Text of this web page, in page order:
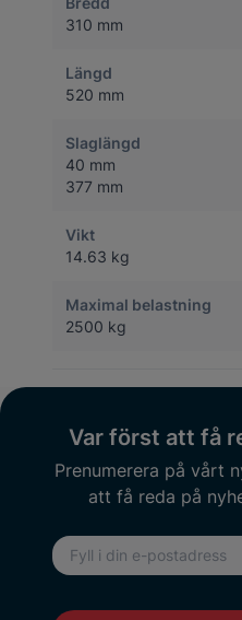
310 mm
Längd
520 mm
Slaglängd
40 mm
377 mm
Vikt
14.63 kg
Maximal belastning
2500 kg
Var först att få
Prenumerera på vårt
att få reda på
E-postadress